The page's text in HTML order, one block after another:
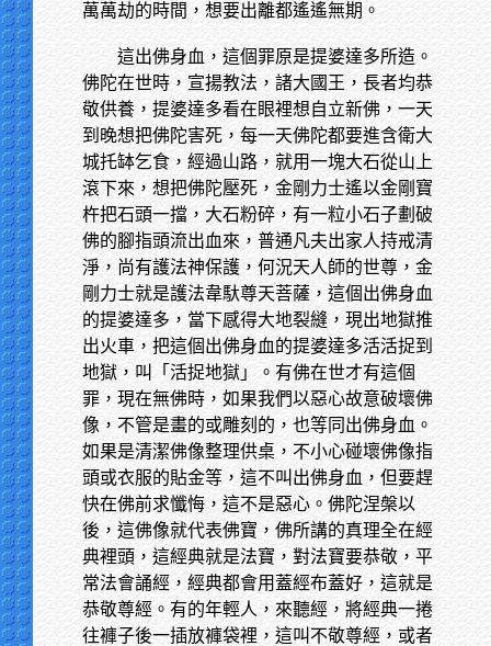
萬萬劫的時間，想要出離都遙遙無期。
這出佛身血，這個罪原是提婆達多所造。
佛陀在世時，宣揚教法，諸大國王，長者均恭
敬供養，提婆達多看在眼裡想自立新佛，一天
到晚想把佛陀害死，每一天佛陀都要進含衛大
城托缽乞食，經過山路，就用一塊大石從山上
滾下來，想把佛陀壓死，金剛力士遙以金剛寶
杵把石頭一擋，大石粉碎，有一粒小石子劃破
佛的腳指頭流出血來，普通凡夫出家人持戒清
淨，尚有護法神保護，何況天人師的世尊，金
剛力士就是護法韋馱尊天菩薩，這個出佛身血
的提婆達多，當下感得大地裂縫，現出地獄推
出火車，把這個出佛身血的提婆達多活活捉到
地獄，叫「活捉地獄」。有佛在世才有這個
罪，現在無佛時，如果我們以惡心故意破壞佛
像，不管是畫的或雕刻的，也等同出佛身血。
如果是清潔佛像整理供桌，不小心碰壞佛像指
頭或衣服的貼金等，這不叫出佛身血，但要趕
快在佛前求懺悔，這不是惡心。佛陀涅槃以
後，這佛像就代表佛寶，佛所講的真理全在經
典裡頭，這經典就是法寶，對法寶要恭敬，平
常法會誦經，經典都會用蓋經布蓋好，這就是
恭敬尊經。有的年輕人，來聽經，將經典一捲
往褲子後一插放褲袋裡，這叫不敬尊經，或者